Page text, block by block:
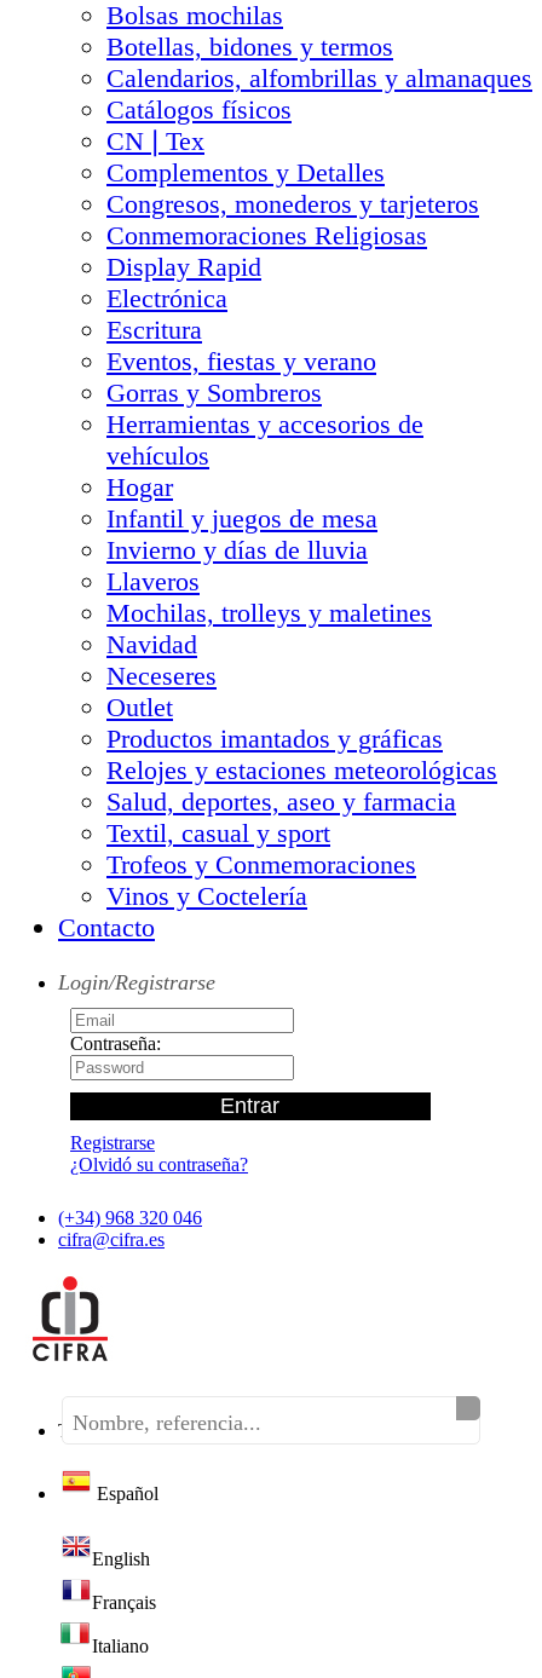
Bolsas mochilas
Botellas, bidones y termos
Calendarios, alfombrillas y almanaques
Catálogos físicos
CN❘Tex
Complementos y Detalles
Congresos, monederos y tarjeteros
Conmemoraciones Religiosas
Display Rapid
Electrónica
Escritura
Eventos, fiestas y verano
Gorras y Sombreros
Herramientas y accesorios de
vehículos
Hogar
Infantil y juegos de mesa
Invierno y días de lluvia
Llaveros
Mochilas, trolleys y maletines
Navidad
Neceseres
Outlet
Productos imantados y gráficas
Relojes y estaciones meteorológicas
Salud, deportes, aseo y farmacia
Textil, casual y sport
Trofeos y Conmemoraciones
Vinos y Coctelería
Contacto
Login/Registrarse
Contraseña:
Registrarse
¿Olvidó su contraseña?
(+34) 968 320 046
cifra@cifra.es
Teléfono:(+34) 968 320 046
Español
English
Français
Italiano